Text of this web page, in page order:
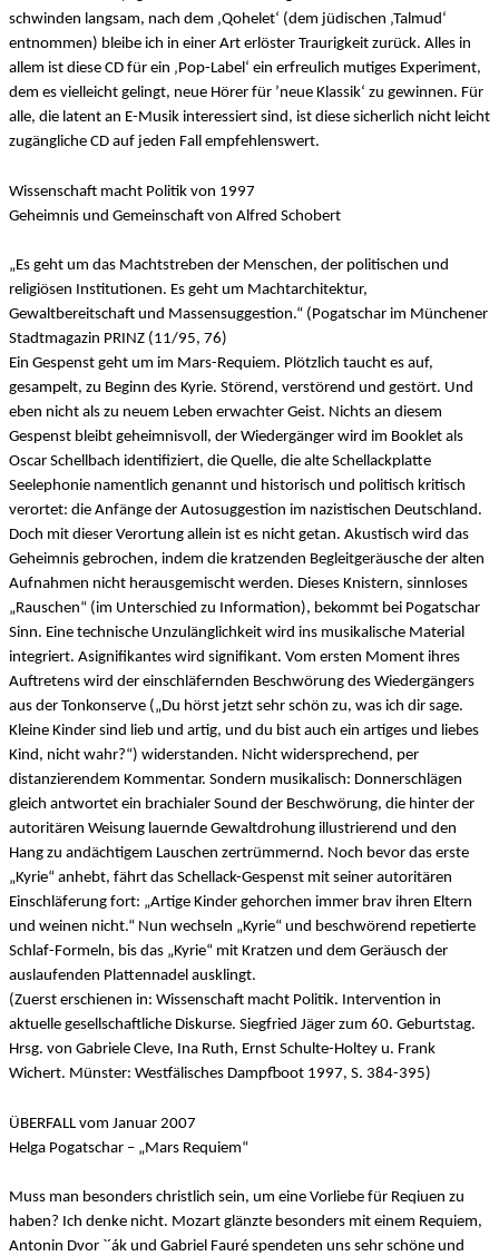
schwinden langsam, nach dem ‚Qohelet‘ (dem jüdischen ‚Talmud‘
entnommen) bleibe ich in einer Art erlöster Traurigkeit zurück. Alles in
allem ist diese CD für ein ‚Pop-Label‘ ein erfreulich mutiges Experiment,
dem es vielleicht gelingt, neue Hörer für ’neue Klassik‘ zu gewinnen. Für
alle, die latent an E-Musik interessiert sind, ist diese sicherlich nicht leicht
zugängliche CD auf jeden Fall empfehlenswert.
Wissenschaft macht Politik von 1997
Geheimnis und Gemeinschaft von Alfred Schobert
„Es geht um das Machtstreben der Menschen, der politischen und
religiösen Institutionen. Es geht um Machtarchitektur,
Gewaltbereitschaft und Massensuggestion.“ (Pogatschar im Münchener
Stadtmagazin PRINZ (11/95, 76)
Ein Gespenst geht um im Mars-Requiem. Plötzlich taucht es auf,
gesampelt, zu Beginn des Kyrie. Störend, verstörend und gestört. Und
eben nicht als zu neuem Leben erwachter Geist. Nichts an diesem
Gespenst bleibt geheimnisvoll, der Wiedergänger wird im Booklet als
Oscar Schellbach identifiziert, die Quelle, die alte Schellackplatte
Seelephonie namentlich genannt und historisch und politisch kritisch
verortet: die Anfänge der Autosuggestion im nazistischen Deutschland.
Doch mit dieser Verortung allein ist es nicht getan. Akustisch wird das
Geheimnis gebrochen, indem die kratzenden Begleitgeräusche der alten
Aufnahmen nicht herausgemischt werden. Dieses Knistern, sinnloses
„Rauschen“ (im Unterschied zu Information), bekommt bei Pogatschar
Sinn. Eine technische Unzulänglichkeit wird ins musikalische Material
integriert. Asignifikantes wird signifikant. Vom ersten Moment ihres
Auftretens wird der einschläfernden Beschwörung des Wiedergängers
aus der Tonkonserve („Du hörst jetzt sehr schön zu, was ich dir sage.
Kleine Kinder sind lieb und artig, und du bist auch ein artiges und liebes
Kind, nicht wahr?“) widerstanden. Nicht widersprechend, per
distanzierendem Kommentar. Sondern musikalisch: Donnerschlägen
gleich antwortet ein brachialer Sound der Beschwörung, die hinter der
autoritären Weisung lauernde Gewaltdrohung illustrierend und den
Hang zu andächtigem Lauschen zertrümmernd. Noch bevor das erste
„Kyrie“ anhebt, fährt das Schellack-Gespenst mit seiner autoritären
Einschläferung fort: „Artige Kinder gehorchen immer brav ihren Eltern
und weinen nicht.“ Nun wechseln „Kyrie“ und beschwörend repetierte
Schlaf-Formeln, bis das „Kyrie“ mit Kratzen und dem Geräusch der
auslaufenden Plattennadel ausklingt.
(Zuerst erschienen in: Wissenschaft macht Politik. Intervention in
aktuelle gesellschaftliche Diskurse. Siegfried Jäger zum 60. Geburtstag.
Hrsg. von Gabriele Cleve, Ina Ruth, Ernst Schulte-Holtey u. Frank
Wichert. Münster: Westfälisches Dampfboot 1997, S. 384-395)
ÜBERFALL vom Januar 2007
Helga Pogatschar – „Mars Requiem“
Muss man besonders christlich sein, um eine Vorliebe für Reqiuen zu
haben? Ich denke nicht. Mozart glänzte besonders mit einem Requiem,
Antonin Dvor `´ák und Gabriel Fauré spendeten uns sehr schöne und